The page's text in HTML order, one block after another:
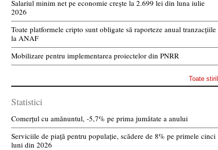
Salariul minim net pe economie crește la 2.699 lei din luna iulie
2026
Toate platformele cripto sunt obligate să raporteze anual tranzacțiile
la ANAF
Mobilizare pentru implementarea proiectelor din PNRR
Toate
Statistici
Comerțul cu amănuntul, -5,7% pe prima jumătate a anului
Serviciile de piață pentru populație, scădere de 8% pe primele cinci
luni din 2026